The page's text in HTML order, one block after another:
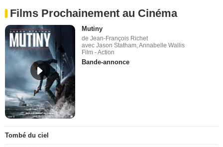
Films Prochainement au Cinéma
Mutiny
de Jean-François Richet
avec Jason Statham, Annabelle Wallis
Film - Action
Bande-annonce
Tombé du ciel